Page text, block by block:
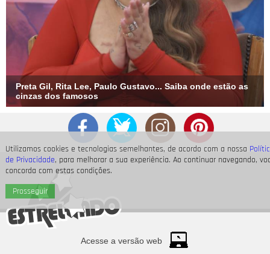
Utilizamos cookies e tecnologias semelhantes, de acordo com a nossa
de Privacidade, para melhorar a sua experiência. Ao continuar navegando,
concorda com estas condições.
Prosseguir
Preta Gil, Rita Lee, Paulo Gustavo... Saiba onde estão as
cinzas dos famosos
Acesse a versão web